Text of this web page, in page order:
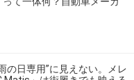
の日専用”に見えない。メレ